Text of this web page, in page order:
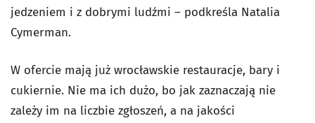
jedzeniem i z dobrymi ludźmi – podkreśla Natalia
Cymerman.
W ofercie mają już wrocławskie restauracje, bary i
cukiernie. Nie ma ich dużo, bo jak zaznaczają nie
zależy im na liczbie zgłoszeń, a na jakości